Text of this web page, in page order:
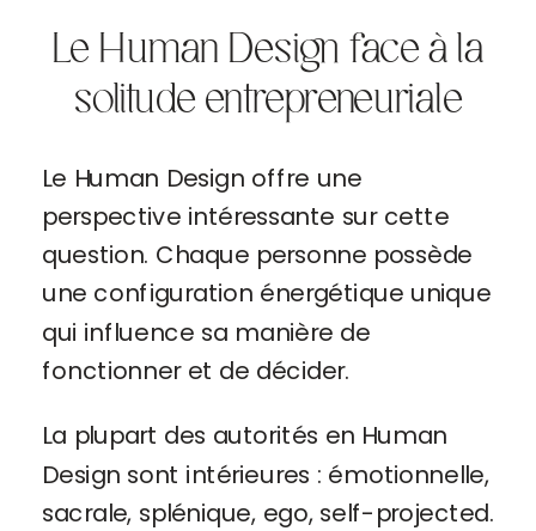
Le Human Design face à la
solitude entrepreneuriale
Le Human Design offre une
perspective intéressante sur cette
question. Chaque personne possède
une configuration énergétique unique
qui influence sa manière de
fonctionner et de décider.
La plupart des autorités en Human
Design sont intérieures : émotionnelle,
sacrale, splénique, ego, self-projected.